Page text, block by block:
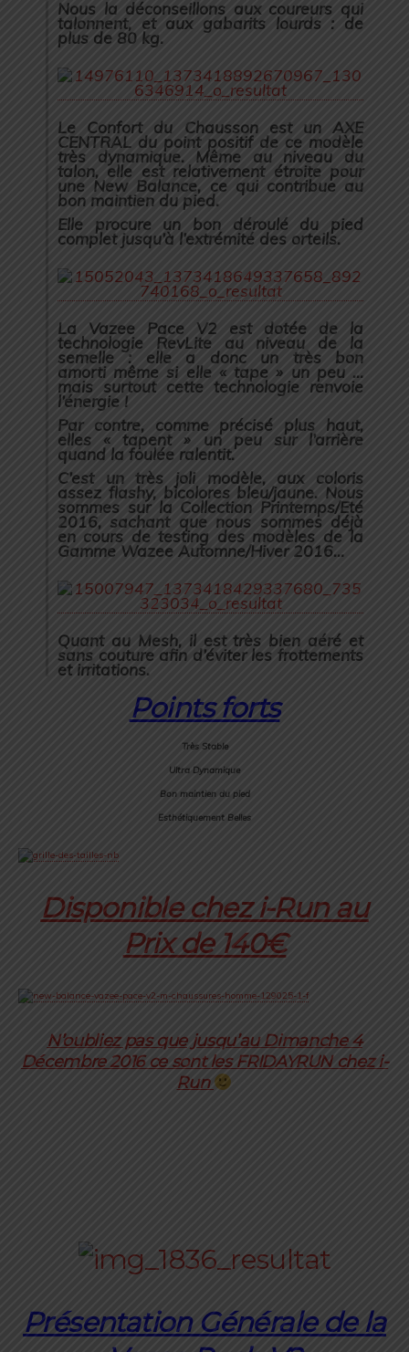
Nous la déconseillons aux coureurs qui
talonnent, et aux gabarits lourds : de
plus de 80 kg.
Le Confort du Chausson est un AXE
CENTRAL du point positif de ce modèle
très dynamique. Même au niveau du
talon, elle est relativement étroite pour
une New Balance, ce qui contribue au
bon maintien du pied.
Elle procure un bon déroulé du pied
complet jusqu’à l’extrémité des orteils.
La Vazee Pace V2 est dotée de la
technologie RevLite au niveau de la
semelle : elle a donc un très bon
amorti même si elle « tape » un peu …
mais surtout cette technologie renvoie
l’énergie !
Par contre, comme précisé plus haut,
elles « tapent » un peu sur l’arrière
quand la foulée ralentit.
C’est un très joli modèle, aux coloris
assez flashy, bicolores bleu/jaune. Nous
sommes sur la Collection Printemps/Eté
2016, sachant que nous sommes déjà
en cours de testing des modèles de la
Gamme Wazee Automne/Hiver 2016…
Quant au Mesh, il est très bien aéré et
sans couture afin d’éviter les frottements
et irritations.
Points forts
Très Stable
Ultra Dynamique
Bon maintien du pied
Esthétiquement Belles
Disponible chez i-Run au
Prix de 140€
N’oubliez pas que jusqu’au Dimanche 4
Décembre 2016 ce sont les FRIDAYRUN chez i-
Run
Présentation Générale de la